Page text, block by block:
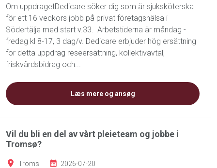
Om uppdragetDedicare söker dig som är sjuksköterska
för ett 16 veckors jobb på privat företagshälsa i
Södertälje med start v.33. Arbetstiderna är måndag -
fredag kl 8-17, 3 dag/v. Dedicare erbjuder hög ersättning
för detta uppdrag reseersättning, kollektivavtal,
friskvårdsbidrag och...
Læs mere og ansøg
Vil du bli en del av vårt pleieteam og jobbe i
Tromsø?
Troms 2026-07-20